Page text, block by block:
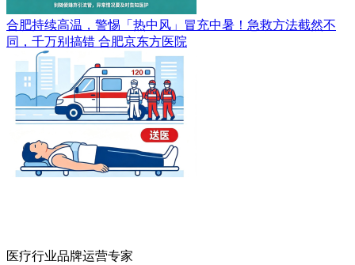
合肥持续高温，警惕「热中风」冒充中暑！急救方法截然不
同，千万别搞错 合肥京东方医院
医疗行业品牌运营专家